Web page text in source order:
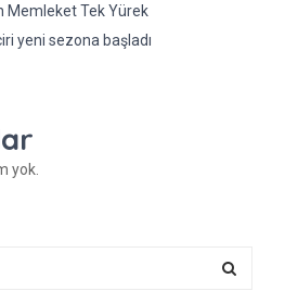
Memleket Tek Yürek
yeni sezona başladı
yok.